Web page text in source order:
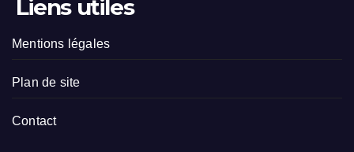
Liens utiles
Mentions légales
Plan de site
Contact